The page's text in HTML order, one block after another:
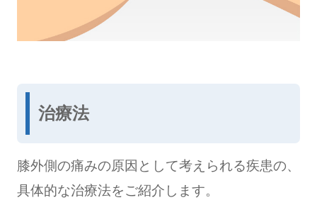
治療法
膝外側の痛みの原因として考えられる疾患の、
具体的な治療法をご紹介します。